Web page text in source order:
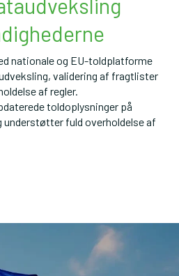
nationale og EU-toldplatforme
validering af fragtlister
af regler.
toldoplysninger på
fuld overholdelse af